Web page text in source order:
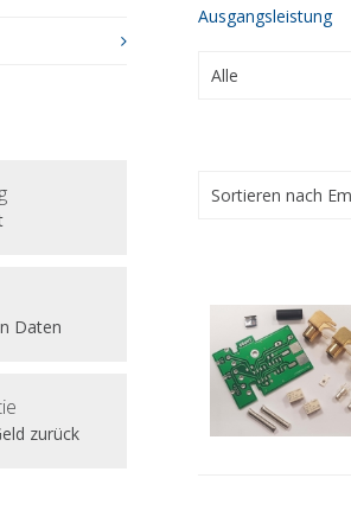
Daten
zurück
Ausgangsleistung
Sortieren nach